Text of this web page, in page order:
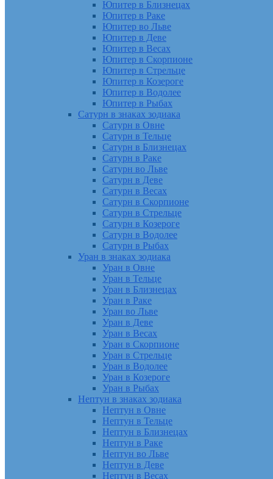
Юпитер в Близнецах
Юпитер в Раке
Юпитер во Льве
Юпитер в Деве
Юпитер в Весах
Юпитер в Скорпионе
Юпитер в Стрельце
Юпитер в Козероге
Юпитер в Водолее
Юпитер в Рыбах
Сатурн в знаках зодиака
Сатурн в Овне
Сатурн в Тельце
Сатурн в Близнецах
Сатурн в Раке
Сатурн во Льве
Сатурн в Деве
Сатурн в Весах
Сатурн в Скорпионе
Сатурн в Стрельце
Сатурн в Козероге
Сатурн в Водолее
Сатурн в Рыбах
Уран в знаках зодиака
Уран в Овне
Уран в Тельце
Уран в Близнецах
Уран в Раке
Уран во Льве
Уран в Деве
Уран в Весах
Уран в Скорпионе
Уран в Стрельце
Уран в Водолее
Уран в Козероге
Уран в Рыбах
Нептун в знаках зодиака
Нептун в Овне
Нептун в Тельце
Нептун в Близнецах
Нептун в Раке
Нептун во Льве
Нептун в Деве
Нептун в Весах